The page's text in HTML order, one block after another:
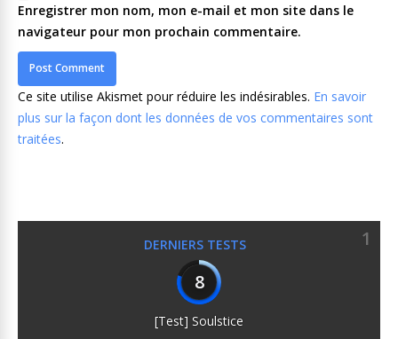
Enregistrer mon nom, mon e-mail et mon site dans le
navigateur pour mon prochain commentaire.
Ce site utilise Akismet pour réduire les indésirables. En savoir
plus sur la façon dont les données de vos commentaires sont
traitées.
DERNIERS TESTS
1
8
[Test] Soulstice